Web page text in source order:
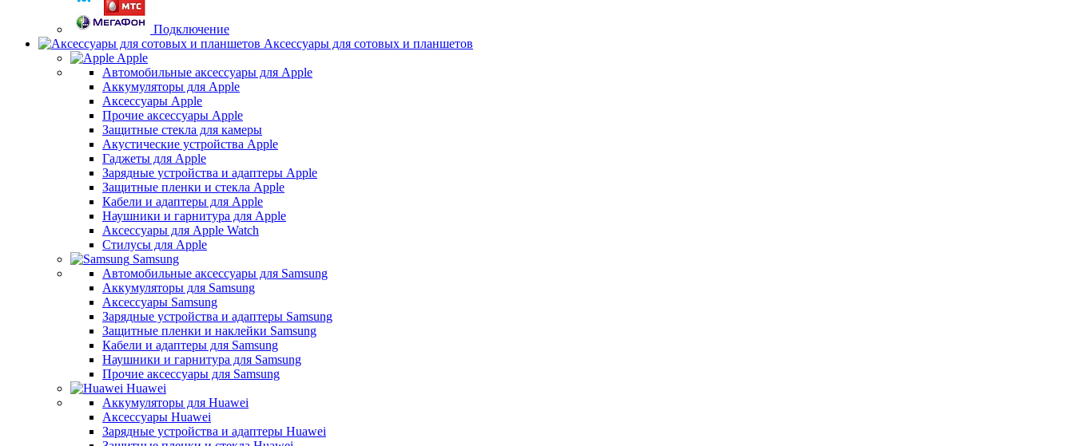
Подключение
Аксессуары для сотовых и планшетов
Apple
Автомобильные аксессуары для Apple
Аккумуляторы для Apple
Аксессуары Apple
Прочие аксессуары Apple
Защитные стекла для камеры
Акустические устройства Apple
Гаджеты для Apple
Зарядные устройства и адаптеры Apple
Защитные пленки и стекла Apple
Кабели и адаптеры для Apple
Наушники и гарнитура для Apple
Аксессуары для Apple Watch
Стилусы для Apple
Samsung
Автомобильные аксессуары для Samsung
Аккумуляторы для Samsung
Аксессуары Samsung
Зарядные устройства и адаптеры Samsung
Защитные пленки и наклейки Samsung
Кабели и адаптеры для Samsung
Наушники и гарнитура для Samsung
Прочие аксессуары для Samsung
Huawei
Аккумуляторы для Huawei
Аксессуары Huawei
Зарядные устройства и адаптеры Huawei